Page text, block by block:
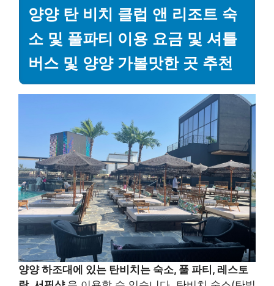
양양 탄 비치 클럽 앤 리조트 숙
소 및 풀파티 이용 요금 및 셔틀
버스 및 양양 가볼맛한 곳 추천
양양 하조대에 있는 탄비치는 숙소, 풀 파티, 레스토